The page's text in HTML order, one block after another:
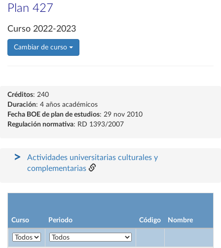
Plan 427
Curso 2022-2023
Cambiar de curso
Créditos: 240
Duración: 4 años académicos
Fecha BOE de plan de estudios: 29 nov 2010
Regulación normativa: RD 1393/2007
Actividades universitarias culturales y
complementarias
Curso Periodo Código Nombre